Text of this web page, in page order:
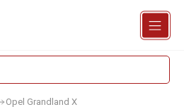
Opel Grandland X